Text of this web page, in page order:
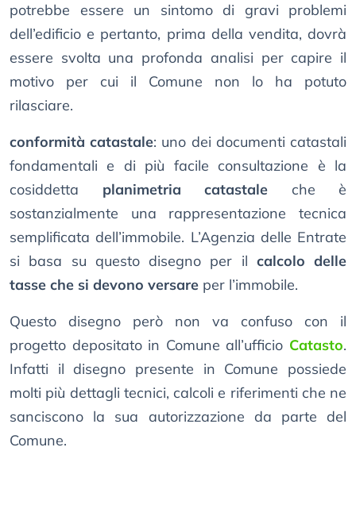
potrebbe essere un sintomo di gravi problemi
dell’edificio e pertanto, prima della vendita, dovrà
essere svolta una profonda analisi per capire il
motivo per cui il Comune non lo ha potuto
rilasciare.
conformità catastale: uno dei documenti catastali
fondamentali e di più facile consultazione è la
cosiddetta planimetria catastale che è
sostanzialmente una rappresentazione tecnica
semplificata dell’immobile. L’Agenzia delle Entrate
si basa su questo disegno per il calcolo delle
tasse che si devono versare per l’immobile.
Questo disegno però non va confuso con il
progetto depositato in Comune all’ufficio Catasto.
Infatti il disegno presente in Comune possiede
molti più dettagli tecnici, calcoli e riferimenti che ne
sanciscono la sua autorizzazione da parte del
Comune.